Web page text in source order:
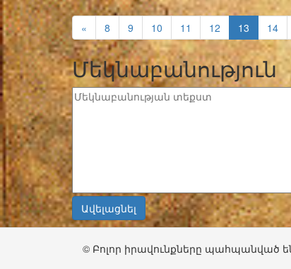
« 8 9 10 11 12 13 14
Մեկնաբանություն
© Բոլոր իրավունքները պահպանված